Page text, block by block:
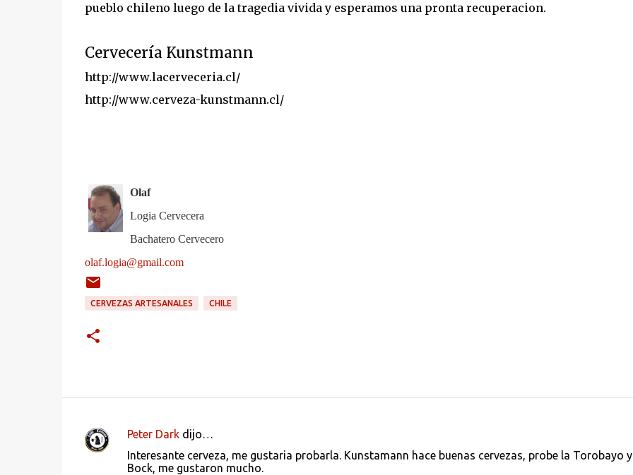
pueblo chileno luego de la tragedia vivida y esperamos una pronta recuperacion.
Cervecería Kunstmann
http://www.lacerveceria.cl/
http://www.cerveza-kunstmann.cl/
Olaf
Logia Cervecera
Bachatero Cervecero
olaf.logia@gmail.com
CERVEZAS ARTESANALES CHILE
C
Peter Darkdijo…
Interesante cerveza, me gustaria probarla. Kunstamann hace buenas cervezas, probe la Torobayo
Bock, me gustaron mucho.